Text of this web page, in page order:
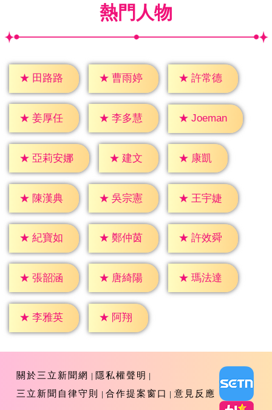
熱門人物
★ 田路路 ★ 曹雨婷 ★ 許常德
★ 姜厚任 ★ 李多慧 ★ Joeman
★ 亞莉安娜 ★ 建文 ★ 康凱
★ 陳漢典 ★ 吳宗憲 ★ 王宇婕
★ 紀寶如 ★ 鄭仲茵 ★ 許效舜
★ 張韶涵 ★ 唐綺陽 ★ 瑪法達
★ 李雅英 ★ 阿翔
關於三立新聞網
隱私權聲明
三立新聞自律守則
合作提案窗口 意見反應